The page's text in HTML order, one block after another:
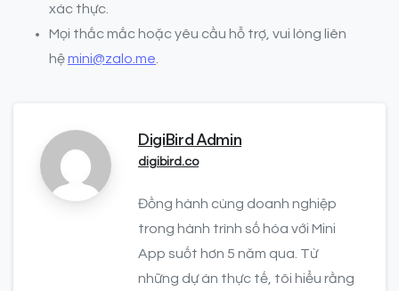
xác thực.
Mọi thắc mắc hoặc yêu cầu hỗ trợ, vui lòng liên
hệmini@zalo.me
DigiBird Admin
digibird.co
Đồng hành cùng doanh nghiệp
trong hành trình số hóa với Mini
App suốt hơn 5 năm qua. Từ
những dự án thực tế, tôi hiểu rằng